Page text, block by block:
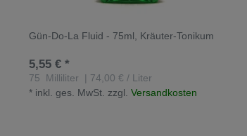
Gün-Do-La Fluid - 75ml, Kräuter-Tonikum
5,55 € *
75 Milliliter
| 74,00 € / Liter
* inkl. ges. MwSt. zzgl.Versandkosten